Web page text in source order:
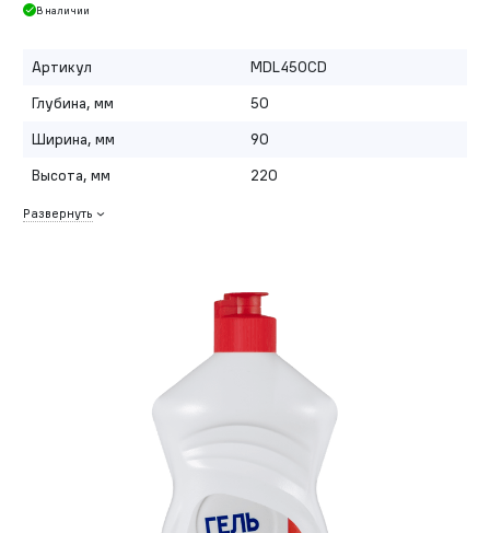
В наличии
Артикул
MDL450CD
Глубина, мм
50
Ширина, мм
90
Высота, мм
220
Развернуть